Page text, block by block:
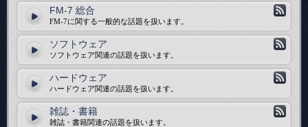
FM-7 総合
FM-7に関する一般的な話題を扱います。
ソフトウェア
ソフトウェア関連の話題を扱います。
ハードウェア
ハードウェア関連の話題を扱います。
雑誌・書籍
雑誌・書籍関連の話題を扱います。